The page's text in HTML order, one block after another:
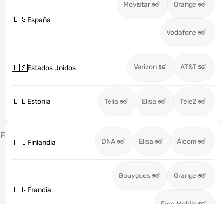
🇪🇸España
Movistar Orange
Vodafone
🇺🇸Estados Unidos Verizon AT&T
🇪🇪Estonia Telia Elisa Tele2
F
🇫🇮Finlandia DNA Elisa Ålcom
🇫🇷Francia
Bouygues Orange